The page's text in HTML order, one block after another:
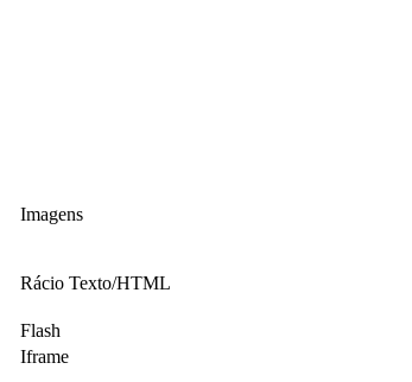
Imagens
Rácio Texto/HTML
Flash
Iframe